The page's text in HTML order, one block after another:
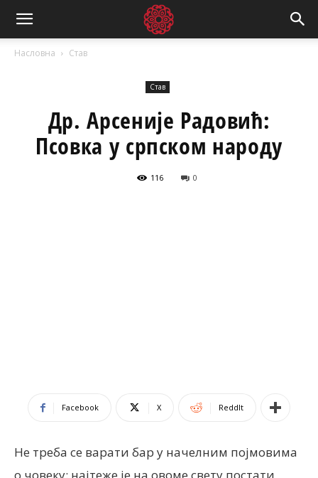
Насловна Став
Став
Др. Арсеније Радовић:
Псовка у српском народу
116 0
Facebook X ReddIt
Не треба се варати бар у начелним појмовима